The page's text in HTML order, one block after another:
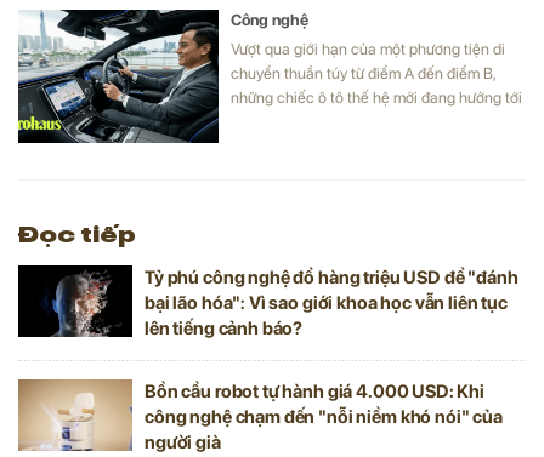
Công nghệ
Vượt qua giới hạn của một phương tiện di
chuyển thuần túy từ điểm A đến điểm B,
những chiếc ô tô thế hệ mới đang hướng tới
Đọc tiếp
Tỷ phú công nghệ đổ hàng triệu USD để "đánh
bại lão hóa": Vì sao giới khoa học vẫn liên tục
lên tiếng cảnh báo?
Bồn cầu robot tự hành giá 4.000 USD: Khi
công nghệ chạm đến "nỗi niềm khó nói" của
người già